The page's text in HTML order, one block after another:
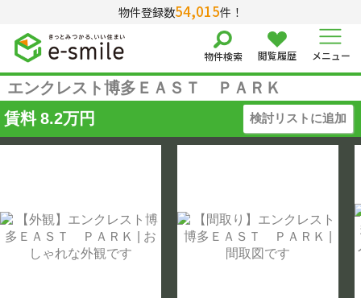
物件登録数54,015件！
物件検索 閲覧履歴 メニュー
エンクレスト博多ＥＡＳＴ ＰＡＲＫ
賃料 8.2万円 検討リストに追加